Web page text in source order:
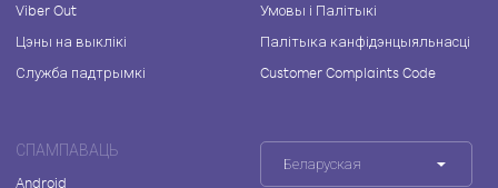
Viber Out
Цэны на выклікі
Служба падтрымкі
Умовы і Палітыкі
Палітыка канфідэнцыяльнасці
Customer Complaints Code
СПАМПАВАЦЬ
Android
Беларуская